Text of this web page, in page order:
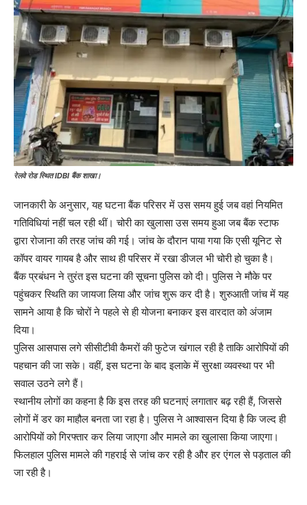
रेलवे रोड स्थित IDBI बैंक शाखा।
जानकारी के अनुसार, यह घटना बैंक परिसर में उस समय हुई जब वहां नियमित
गतिविधियां नहीं चल रही थीं। चोरी का खुलासा उस समय हुआ जब बैंक स्टाफ
द्वारा रोजाना की तरह जांच की गई। जांच के दौरान पाया गया कि एसी यूनिट से
कॉपर वायर गायब है और साथ ही परिसर में रखा डीजल भी चोरी हो चुका है।
बैंक प्रबंधन ने तुरंत इस घटना की सूचना पुलिस को दी। पुलिस ने मौके पर
पहुंचकर स्थिति का जायजा लिया और जांच शुरू कर दी है। शुरुआती जांच में यह
सामने आया है कि चोरों ने पहले से ही योजना बनाकर इस वारदात को अंजाम
दिया।
पुलिस आसपास लगे सीसीटीवी कैमरों की फुटेज खंगाल रही है ताकि आरोपियों की
पहचान की जा सके। वहीं, इस घटना के बाद इलाके में सुरक्षा व्यवस्था पर भी
सवाल उठने लगे हैं।
स्थानीय लोगों का कहना है कि इस तरह की घटनाएं लगातार बढ़ रही हैं, जिससे
लोगों में डर का माहौल बनता जा रहा है। पुलिस ने आश्वासन दिया है कि जल्द ही
आरोपियों को गिरफ्तार कर लिया जाएगा और मामले का खुलासा किया जाएगा।
फिलहाल पुलिस मामले की गहराई से जांच कर रही है और हर एंगल से पड़ताल की
जा रही है।